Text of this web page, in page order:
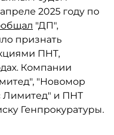
2025 году по
"ДП",
признать
ПНТ,
Компании
"Новомор
Лимитед" и ПНТ
Генпрокуратуры.